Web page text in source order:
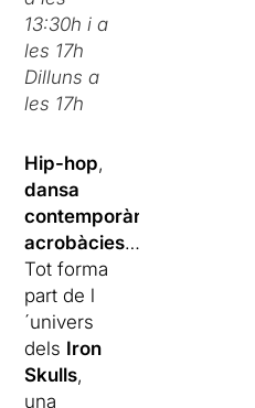
13:30h i a
les 17h
Dilluns a
les 17h
Hip-hop,
dansa
contemporània
acrobàcies…
Tot forma
part de l
´univers
dels Iron
Skulls,
una